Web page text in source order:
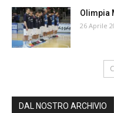
Olimpia
26 Aprile
DAL NOSTRO ARCHIVIO